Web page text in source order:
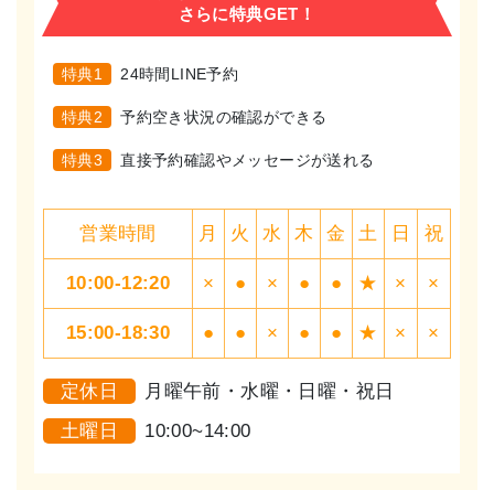
さらに特典GET！
特典1 24時間LINE予約
特典2 予約空き状況の確認ができる
特典3 直接予約確認やメッセージが送れる
営業時間 月 火 水 木 金 土 日 祝
10:00-12:20 × ● × ● ● ★ × ×
15:00-18:30 ● ● × ● ● ★ × ×
定休日
月曜午前・水曜・日曜・祝日
土曜日
10:00~14:00